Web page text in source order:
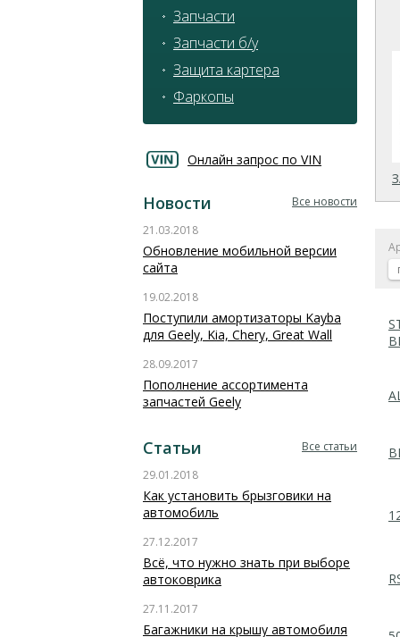
Запчасти
Запчасти б/у
Защита картера
Фаркопы
Онлайн запрос по VIN
Новости
Все новости
21.03.2018
Обновление мобильной версии
сайта
19.02.2018
Поступили амортизаторы Kayba
для Geely, Kia, Chery, Great Wall
28.09.2017
Пополнение ассортимента
запчастей Geely
Статьи
Все статьи
29.01.2018
Как установить брызговики на
автомобиль
27.12.2017
Всё, что нужно знать при выборе
автоковрика
27.11.2017
Багажники на крышу автомобиля